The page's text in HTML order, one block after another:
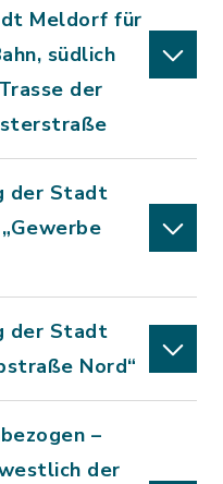
Meldorf für
südlich
der
der Stadt
der Stadt
Nord“
–
der